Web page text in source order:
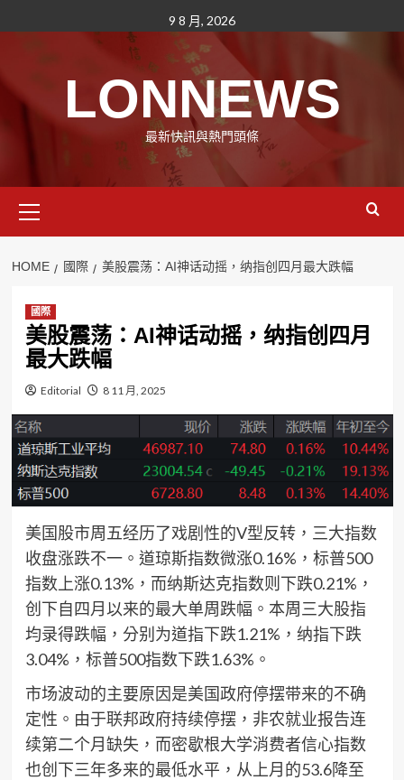
to
9 8 月, 2026
LONNEWS
最新快訊與熱門頭條
Menu
HOME 國際 美股震荡：AI神话动摇，纳指创四月最大跌幅
國際
美股震荡：AI神话动摇，纳指创四月
最大跌幅
Editorial 8 11 月, 2025
美国股市周五经历了戏剧性的V型反转，三大指数
收盘涨跌不一。道琼斯指数微涨0.16%，标普500
指数上涨0.13%，而纳斯达克指数则下跌0.21%，
创下自四月以来的最大单周跌幅。本周三大股指
均录得跌幅，分别为道指下跌1.21%，纳指下跌
3.04%，标普500指数下跌1.63%。
市场波动的主要原因是美国政府停摆带来的不确
定性。由于联邦政府持续停摆，非农就业报告连
续第二个月缺失，而密歇根大学消费者信心指数
也创下三年多来的最低水平，从上月的53.6降至